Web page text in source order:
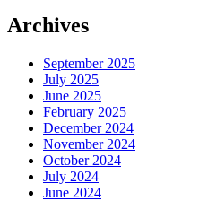
Archives
September 2025
July 2025
June 2025
February 2025
December 2024
November 2024
October 2024
July 2024
June 2024